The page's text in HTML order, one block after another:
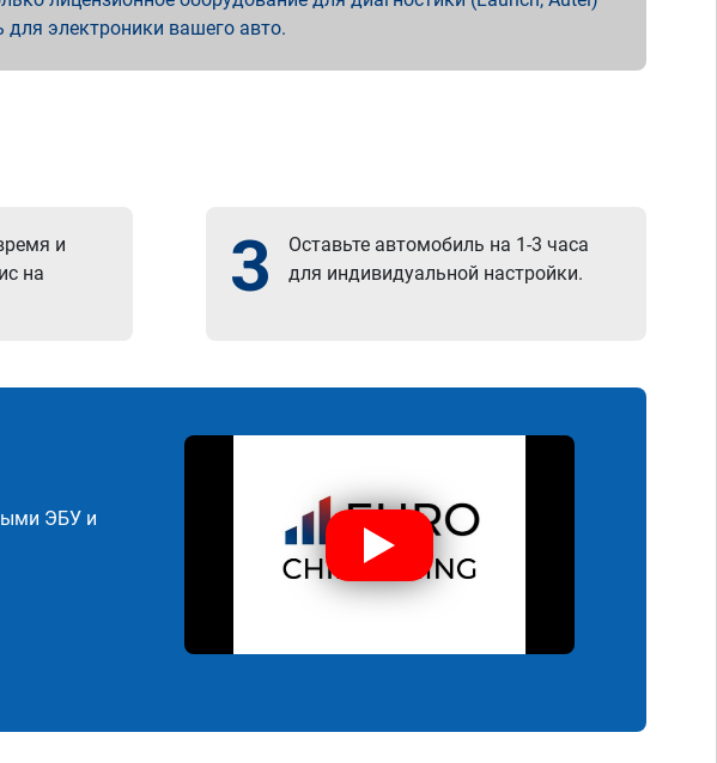
для электроники вашего авто.
и
на
3
Оставьте автомобиль на 1-3 часа
для индивидуальной настройки.
ЭБУ и